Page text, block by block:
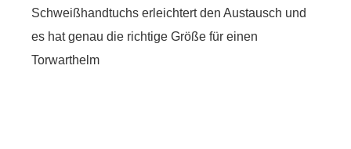
Schweißhandtuchs erleichtert den Austausch und
es hat genau die richtige Größe für einen
Torwarthelm